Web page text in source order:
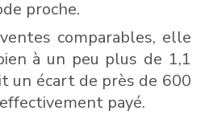
proche.
comparables, elle
à un peu plus de 1,1
un écart de près de 600
payé.